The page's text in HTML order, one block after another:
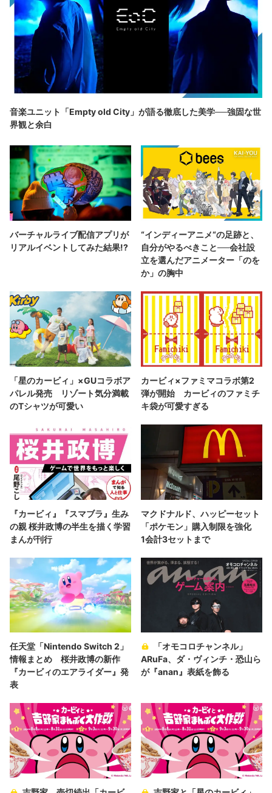
音楽ユニット「Empty old City」が語る徹底した美学──強固な世
界観と余白
バーチャルライブ配信アプリが
リアルイベントしてみた結果!?
“インディーアニメ“の足跡と、
自分がやるべきこと──会社設
立を選んだアニメーター「のを
か」の胸中
「星のカービィ」×GUコラボア
パレル発売 リゾート気分満載
のTシャツが可愛い
カービィ×ファミマコラボ第2
弾が開始 カービィのファミチ
キ袋が可愛すぎる
『カービィ』『スマブラ』生み
の親 桜井政博の半生を描く学習
まんが刊行
マクドナルド、ハッピーセット
「ポケモン」購入制限を強化
1会計3セットまで
任天堂「Nintendo Switch 2」
情報まとめ ​桜井政博の新作
『カービィのエアライダー』発
表
「オモコロチャンネル」
ARuFa、ダ・ヴィンチ・恐山ら
が『anan』表紙を飾る